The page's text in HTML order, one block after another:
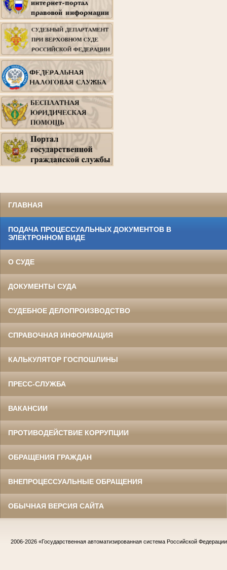
ГЛАВНАЯ
ПОДАЧА ПРОЦЕССУАЛЬНЫХ ДОКУМЕНТОВ В
ЭЛЕКТРОННОМ ВИДЕ
О СУДЕ
ДОКУМЕНТЫ СУДА
СУДЕБНОЕ ДЕЛОПРОИЗВОДСТВО
СПРАВОЧНАЯ ИНФОРМАЦИЯ
КАЛЬКУЛЯТОР ГОСПОШЛИНЫ
ПРЕСС-СЛУЖБА
ВАКАНСИИ
ПРОТИВОДЕЙСТВИЕ КОРРУПЦИИ
ОБРАЩЕНИЯ ГРАЖДАН
ВНЕПРОЦЕССУАЛЬНЫЕ ОБРАЩЕНИЯ
ОБЫЧНАЯ ВЕРСИЯ САЙТА
2006-2026 «Государственная автоматизированная система Российской